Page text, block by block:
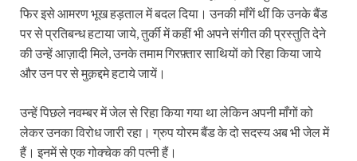
फिर इसे आमरण भूख हड़ताल में बदल दिया। उनकी माँगें थीं कि उनके बैंड
पर से प्रतिबन्ध हटाया जाये, तुर्की में कहीं भी अपने संगीत की प्रस्तुति देने
की उन्हें आज़ादी मिले, उनके तमाम गिरफ़्तार साथियों को रिहा किया जाये
और उन पर से मुक़द्दमे हटाये जायें।
उन्हें पिछले नवम्बर में जेल से रिहा किया गया था लेकिन अपनी माँगों को
लेकर उनका विरोध जारी रहा। ग्रुप योरम बैंड के दो सदस्य अब भी जेल में
हैं। इनमें से एक गोक्चेक की पत्नी हैं।